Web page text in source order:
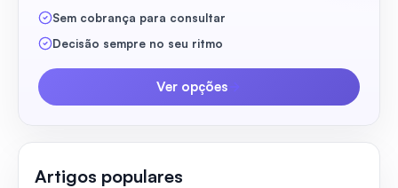
Sem cobrança para consultar
Decisão sempre no seu ritmo
Ver opções
Artigos populares